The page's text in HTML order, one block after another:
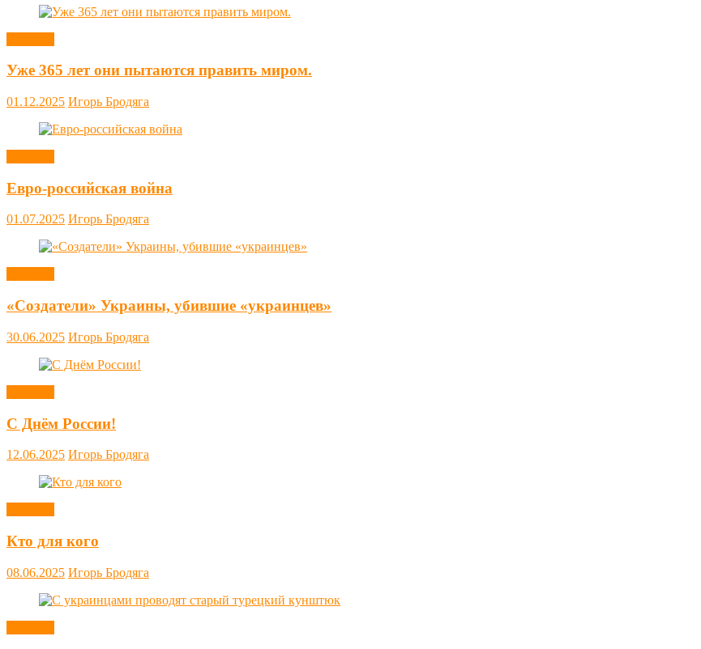
Уже 365 лет они пытаются править миром.
01.12.2025 Игорь Бродяга
Евро-российская война
01.07.2025 Игорь Бродяга
«Создатели» Украины, убившие «украинцев»
30.06.2025 Игорь Бродяга
С Днём России!
12.06.2025 Игорь Бродяга
Кто для кого
08.06.2025 Игорь Бродяга